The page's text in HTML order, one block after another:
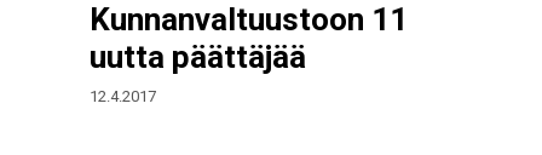
Kunnanvaltuustoon 11
uutta päättäjää
12.4.2017